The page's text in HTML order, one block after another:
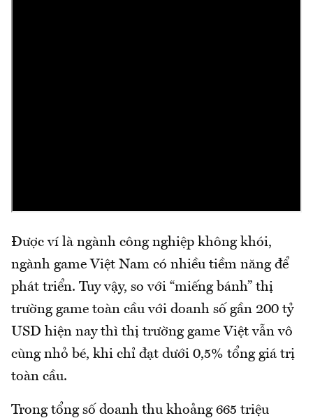
Được ví là ngành công nghiệp không khói,
ngành game Việt Nam có nhiều tiềm năng để
phát triển. Tuy vậy, so với “miếng bánh” thị
trường game toàn cầu với doanh số gần 200 tỷ
USD hiện nay thì thị trường game Việt vẫn vô
cùng nhỏ bé, khi chỉ đạt dưới 0,5% tổng giá trị
toàn cầu.
Trong tổng số doanh thu khoảng 665 triệu